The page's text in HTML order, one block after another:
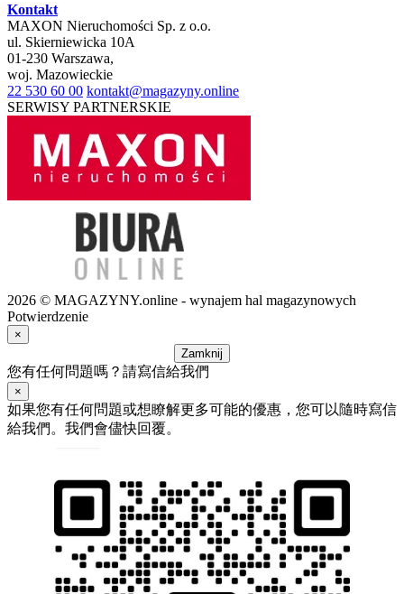
Kontakt
MAXON Nieruchomości Sp. z o.o.
ul. Skierniewicka 10A
01-230 Warszawa,
woj. Mazowieckie
22 530 60 00 kontakt@magazyny.online
SERWISY PARTNERSKIE
2026 © MAGAZYNY.online - wynajem hal magazynowych
Potwierdzenie
×
Zamknij
您有任何問題嗎？請寫信給我們
×
如果您有任何問題或想瞭解更多可能的優惠，您可以隨時寫信
給我們。我們會儘快回覆。